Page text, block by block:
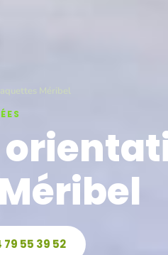
Méribel
55 39 52